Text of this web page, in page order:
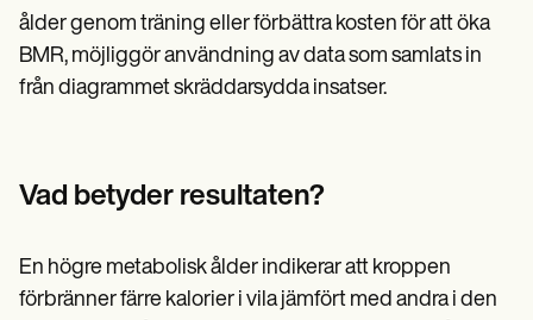
ålder genom träning eller förbättra kosten för att öka
BMR, möjliggör användning av data som samlats in
från diagrammet skräddarsydda insatser.
Vad betyder resultaten?
En högre metabolisk ålder indikerar att kroppen
förbränner färre kalorier i vila jämfört med andra i den